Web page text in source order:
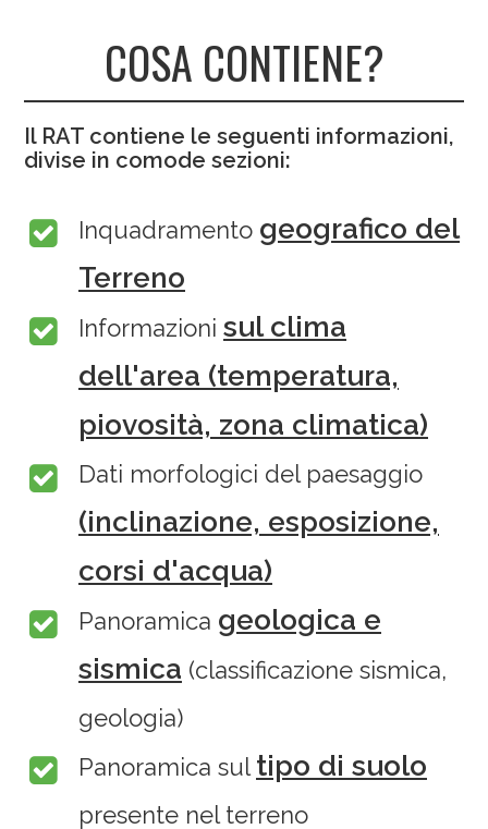
COSA CONTIENE?
Il RAT contiene le seguenti informazioni,
divise in comode sezioni:
Inquadramento geografico del
Terreno
Informazioni sul clima
dell'area (temperatura,
piovosità, zona climatica)
Dati morfologici del paesaggio
(inclinazione, esposizione,
corsi d'acqua)
Panoramica geologica e
sismica (classificazione sismica,
geologia)
Panoramica sultipo di suolo
presente nel terreno